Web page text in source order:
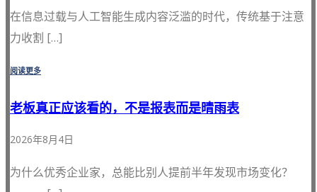
在信息过载与人工智能生成内容泛滥的时代，传统基于注意
力收割 […]
阅读更多
老板真正应该看的，不是报表而是晴雨表
2026年8月4日
为什么优秀企业家，总能比别人提前半年发现市场变化？